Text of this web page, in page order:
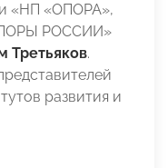
«НП «ОПОРА»,
РОССИИ»
Третьяков.
развития и